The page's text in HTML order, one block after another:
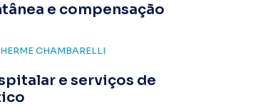
e compensação
CHAMBARELLI
e serviços de